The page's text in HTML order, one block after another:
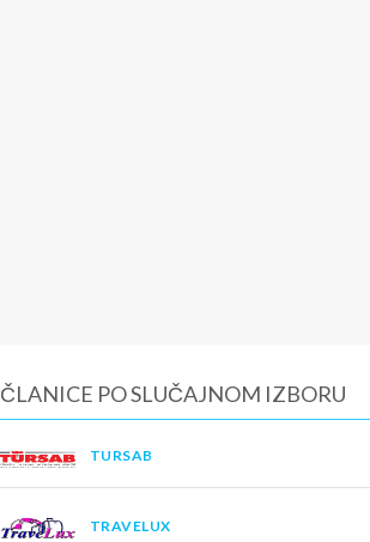
ČLANICE PO SLUČAJNOM IZBORU
TURSAB
TRAVELUX